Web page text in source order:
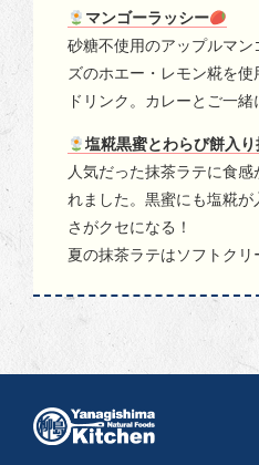
マンゴーラッシー
砂糖不使用のアップルマ
ズのホエー・レモン糀を
ドリンク。カレーとご一
塩糀黒蜜とわらび餅入
人気だった抹茶ラテに食
れました。黒蜜にも塩糀
さがクセになる！
夏の抹茶ラテはソフトクリ